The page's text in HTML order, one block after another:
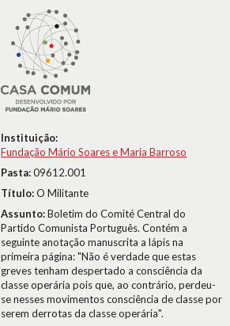
Instituição:
Fundação Mário Soares e Maria Barroso
Pasta:09612.001
Título:O Militante
Assunto:Boletim do Comité Central do
Partido Comunista Português. Contém a
seguinte anotação manuscrita a lápis na
primeira página: "Não é verdade que estas
greves tenham despertado a consciência da
classe operária pois que, ao contrário, perdeu-
se nesses movimentos consciência de classe por
serem derrotas da classe operária".